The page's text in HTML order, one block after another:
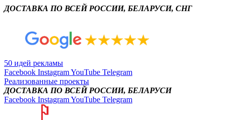
ДОСТАВКА ПО ВСЕЙ РОССИИ, БЕЛАРУСИ, СНГ
50 идей рекламы
Facebook InstagramYouTube Telegram
Реализованные проекты
ДОСТАВКА ПО ВСЕЙ РОССИИ, БЕЛАРУСИ
Facebook InstagramYouTube Telegram